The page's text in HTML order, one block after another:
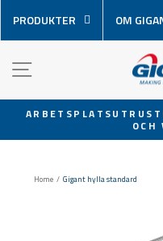
över
innehåll
PRODUKTER OM
OCH
Home / Gigant hylla standard